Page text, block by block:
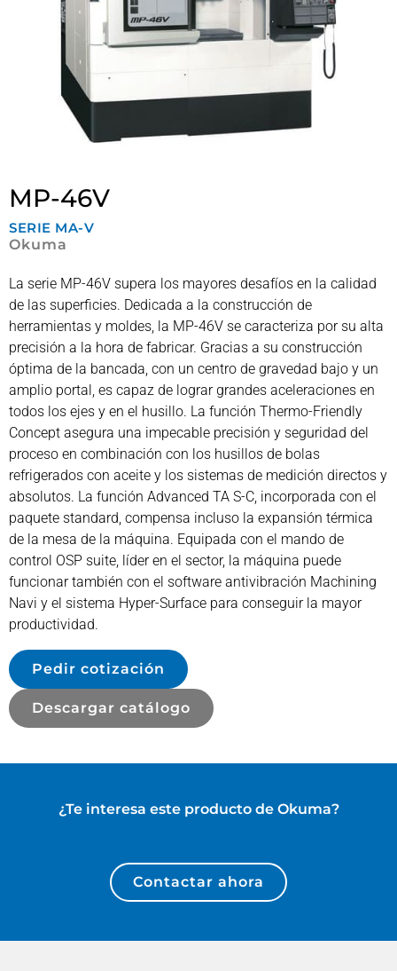
MP-46V
SERIE MA-V
Okuma
La serie MP-46V supera los mayores desafíos en la calidad
de las superficies. Dedicada a la construcción de
herramientas y moldes, la MP-46V se caracteriza por su alta
precisión a la hora de fabricar. Gracias a su construcción
óptima de la bancada, con un centro de gravedad bajo y un
amplio portal, es capaz de lograr grandes aceleraciones en
todos los ejes y en el husillo. La función Thermo-Friendly
Concept asegura una impecable precisión y seguridad del
proceso en combinación con los husillos de bolas
refrigerados con aceite y los sistemas de medición directos y
absolutos. La función Advanced TA S-C, incorporada con el
paquete standard, compensa incluso la expansión térmica
de la mesa de la máquina. Equipada con el mando de
control OSP suite, líder en el sector, la máquina puede
funcionar también con el software antivibración Machining
Navi y el sistema Hyper-Surface para conseguir la mayor
productividad.
Pedir cotización
Descargar catálogo
¿Te interesa este producto de Okuma?
Contactar ahora